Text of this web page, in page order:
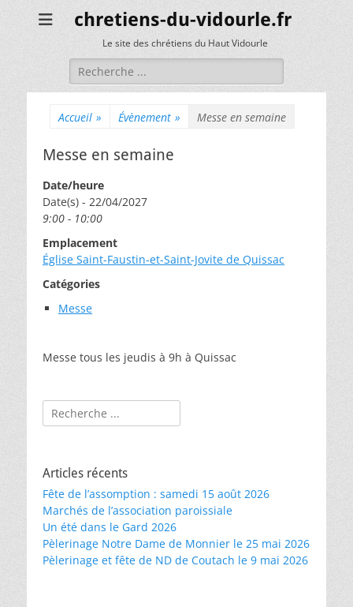
chretiens-du-vidourle.fr
Le site des chrétiens du Haut Vidourle
Rechercher :
Accueil » Évènement » Messe en semaine
Messe en semaine
Date/heure
Date(s) - 22/04/2027
9:00 - 10:00
Emplacement
Église Saint-Faustin-et-Saint-Jovite de Quissac
Catégories
Messe
Messe tous les jeudis à 9h à Quissac
Rechercher :
Articles récents
Fête de l’assomption : samedi 15 août 2026
Marchés de l’association paroissiale
Un été dans le Gard 2026
Pèlerinage Notre Dame de Monnier le 25 mai 2026
Pèlerinage et fête de ND de Coutach le 9 mai 2026